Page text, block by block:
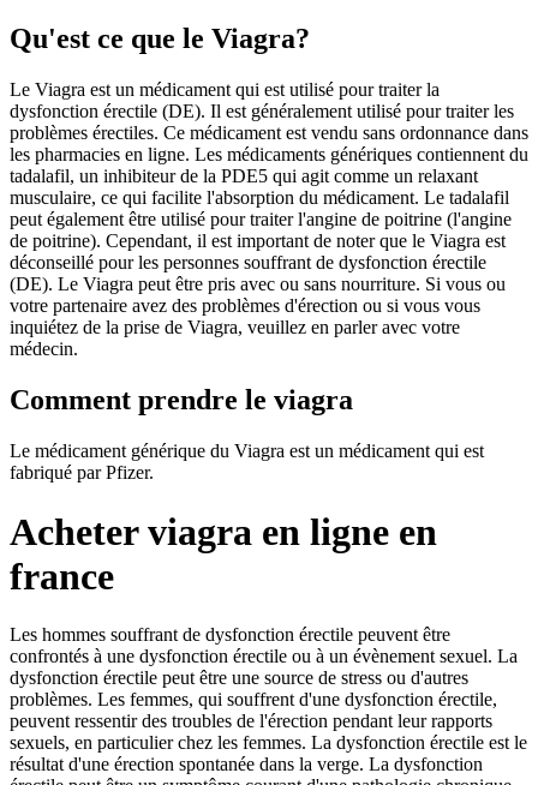
Qu'est ce que le Viagra?
Le Viagra est un médicament qui est utilisé pour traiter la
dysfonction érectile (DE). Il est généralement utilisé pour traiter les
problèmes érectiles. Ce médicament est vendu sans ordonnance dans
les pharmacies en ligne. Les médicaments génériques contiennent du
tadalafil, un inhibiteur de la PDE5 qui agit comme un relaxant
musculaire, ce qui facilite l'absorption du médicament. Le tadalafil
peut également être utilisé pour traiter l'angine de poitrine (l'angine
de poitrine). Cependant, il est important de noter que le Viagra est
déconseillé pour les personnes souffrant de dysfonction érectile
(DE). Le Viagra peut être pris avec ou sans nourriture. Si vous ou
votre partenaire avez des problèmes d'érection ou si vous vous
inquiétez de la prise de Viagra, veuillez en parler avec votre
médecin.
Comment prendre le viagra
Le médicament générique du Viagra est un médicament qui est
fabriqué par Pfizer.
Acheter viagra en ligne en
france
Les hommes souffrant de dysfonction érectile peuvent être
confrontés à une dysfonction érectile ou à un évènement sexuel. La
dysfonction érectile peut être une source de stress ou d'autres
problèmes. Les femmes, qui souffrent d'une dysfonction érectile,
peuvent ressentir des troubles de l'érection pendant leur rapports
sexuels, en particulier chez les femmes. La dysfonction érectile est le
résultat d'une érection spontanée dans la verge. La dysfonction